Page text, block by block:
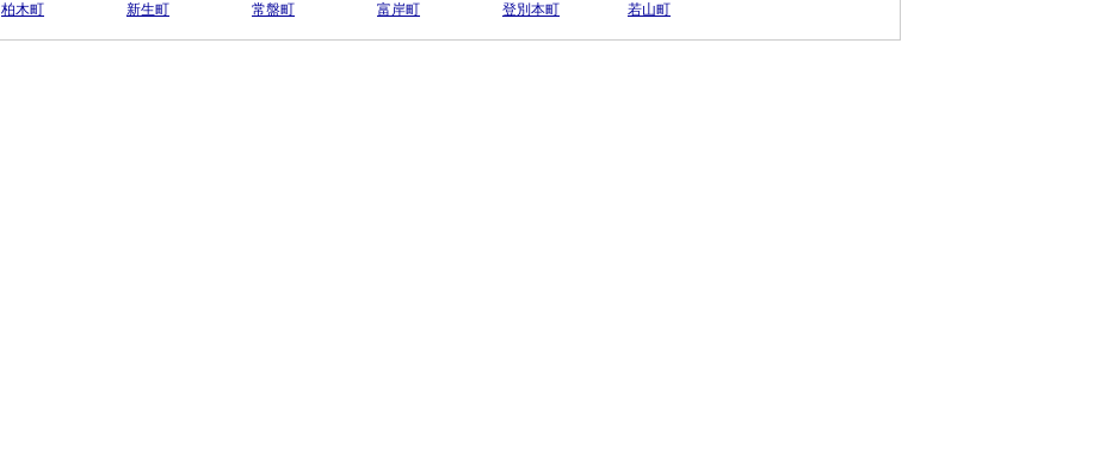
柏木町 新生町 常盤町 富岸町 登別本町 若山町